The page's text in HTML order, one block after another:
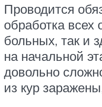
Проводится
обработка всех
больных, так и
на начальной
довольно
из кур